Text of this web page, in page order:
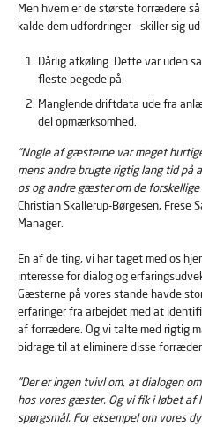
Men hvem er de største forrædere
kalde dem udfordringer – skiller sig
Dårlig afkøling. Dette var uden
fleste pegede på.
Manglende driftdata ude fra
del opmærksomhed.
”Nogle af gæsterne var meget
mens andre brugte rigtig lang tid på
os og andre gæster om de
Christian Skallerup-Børgesen, Frese
Manager.
En af de ting, vi har taget med os
interesse for dialog og
Gæsterne på vores stande havde
erfaringer fra arbejdet med at
af forrædere. Og vi talte med rigtig
bidrage til at eliminere disse
”Der er ingen tvivl om, at dialogen
hos vores gæster. Og vi fik i løbet af
spørgsmål. For eksempel om vores